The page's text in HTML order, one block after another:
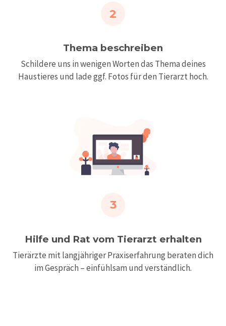
2
Thema beschreiben
Schildere uns in wenigen Worten das Thema deines
Haustieres und lade ggf. Fotos für den Tierarzt hoch.
3
Hilfe und Rat vom Tierarzt erhalten
Tierärzte mit langjähriger Praxiserfahrung beraten dich
im Gespräch – einfühlsam und verständlich.